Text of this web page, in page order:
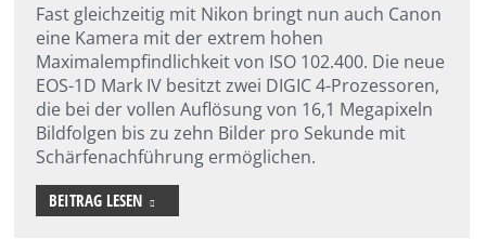
Fast gleichzeitig mit Nikon bringt nun auch Canon
eine Kamera mit der extrem hohen
Maximalempfindlichkeit von ISO 102.400. Die neue
EOS-1D Mark IV besitzt zwei DIGIC 4-Prozessoren,
die bei der vollen Auflösung von 16,1 Megapixeln
Bildfolgen bis zu zehn Bilder pro Sekunde mit
Schärfenachführung ermöglichen.
BEITRAG LESEN